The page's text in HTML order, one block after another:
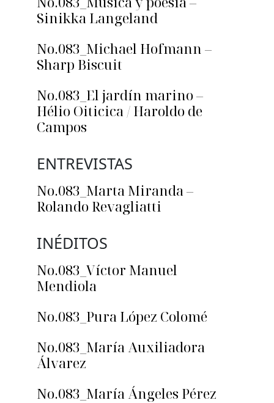
Sinikka Langeland
No.083_Michael Hofmann –
Sharp Biscuit
No.083_El jardín marino –
Hélio Oiticica / Haroldo de
Campos
ENTREVISTAS
No.083_Marta Miranda –
Rolando Revagliatti
INÉDITOS
No.083_Víctor Manuel
Mendiola
No.083_Pura López Colomé
No.083_María Auxiliadora
Álvarez
No.083_María Ángeles Pérez